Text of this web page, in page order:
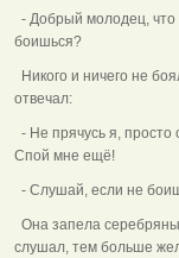
- Добрый молодец, что
боишься?
Никого и ничего не
отвечал:
- Не прячусь я, просто
Спой мне ещё!
- Слушай, если не
Она запела
слушал, тем больше